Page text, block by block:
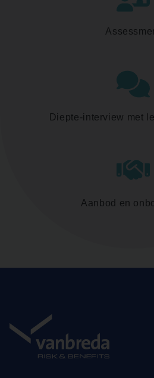
Diepte-interview met
Aanbod en